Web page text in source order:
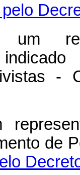
-
de